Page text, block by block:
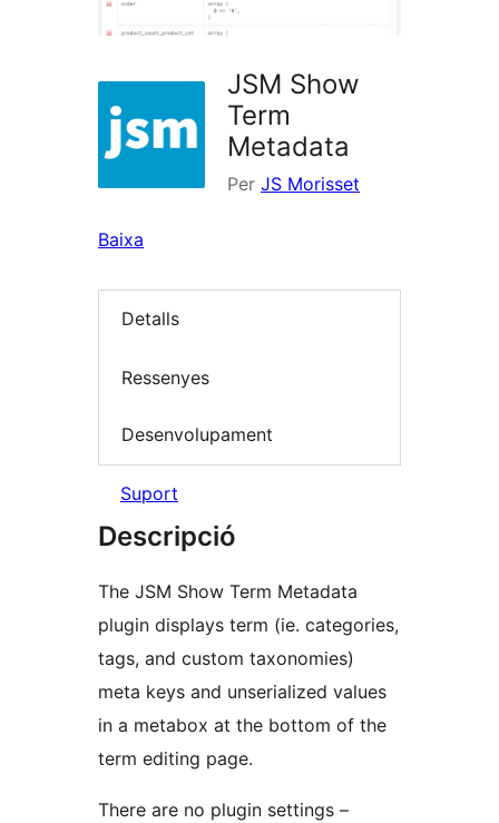
JSM Show
Term
Metadata
Per JS Morisset
Baixa
Detalls
Ressenyes
Desenvolupament
Suport
Descripció
The JSM Show Term Metadata
plugin displays term (ie. categories,
tags, and custom taxonomies)
meta keys and unserialized values
in a metabox at the bottom of the
term editing page.
There are no plugin settings –